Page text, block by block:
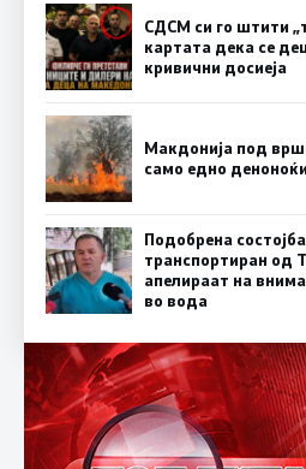
СДСМ си го штити
картата дека се
кривични досиеја
Макдонија под
само едно
Подобрена
транспортиран од
апелираат на
во вода